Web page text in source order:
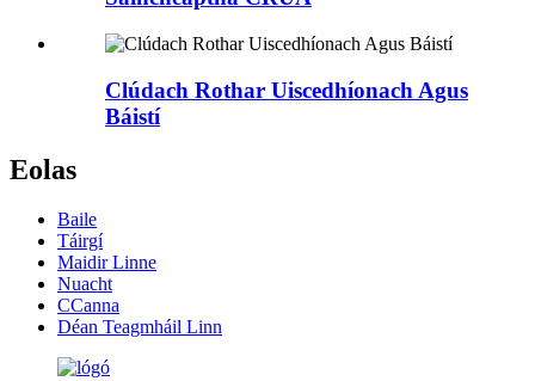
Clúdach Rothar Uiscedhíonach Agus
Báistí
Eolas
Baile
Táirgí
Maidir Linne
Nuacht
CCanna
Déan Teagmháil Linn